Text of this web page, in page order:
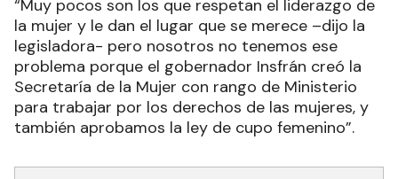
“Muy pocos son los que respetan el liderazgo de
la mujer y le dan el lugar que se merece –dijo la
legisladora- pero nosotros no tenemos ese
problema porque el gobernador Insfrán creó la
Secretaría de la Mujer con rango de Ministerio
para trabajar por los derechos de las mujeres, y
también aprobamos la ley de cupo femenino”.